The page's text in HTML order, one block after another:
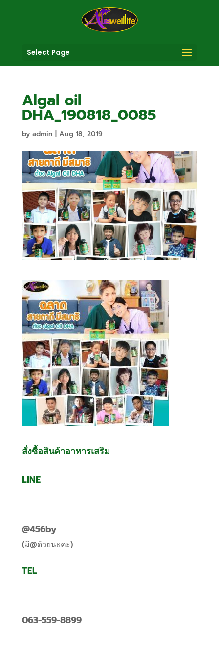
Select Page
Algal oil
DHA_190818_0085
by admin Aug 18, 2019
สั่งซื้อสินค้าอาหารเสริม
LINE
@456by
(มี@ด้วยนะคะ)
TEL
063-559-8899